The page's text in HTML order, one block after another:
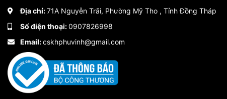
Địa chỉ:71A Nguyễn Trãi, Phường Mỹ Tho , Tỉnh Đồng Tháp
Số điện thoại:0907826998
Email:cskhphuvinh@gmail.com